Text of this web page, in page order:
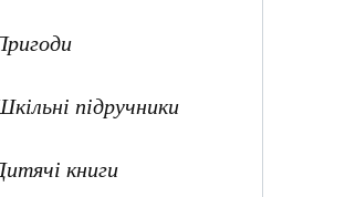
підручники
книги